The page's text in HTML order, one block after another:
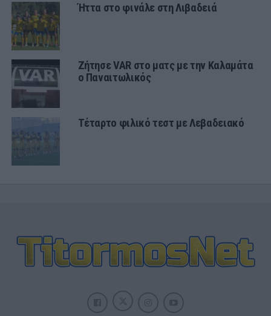
Ήττα στο φινάλε στη Λιβαδειά
Ζήτησε VAR στο ματς με την Καλαμάτα
ο Παναιτωλικός
Τέταρτο φιλικό τεστ με Λεβαδειακό